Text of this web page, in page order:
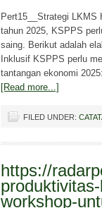
Pert15__Strategi LKMS
tahun 2025, KSPPS
saing. Berikut adalah
Inklusif KSPPS perlu
tantangan ekonomi
[Read more...]
FILED UNDER:
https://
workshop-